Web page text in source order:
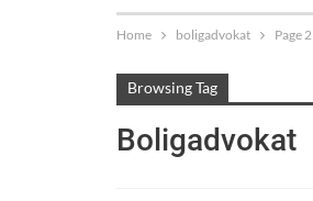
Home boligadvokat Page 2
Browsing Tag
Boligadvokat